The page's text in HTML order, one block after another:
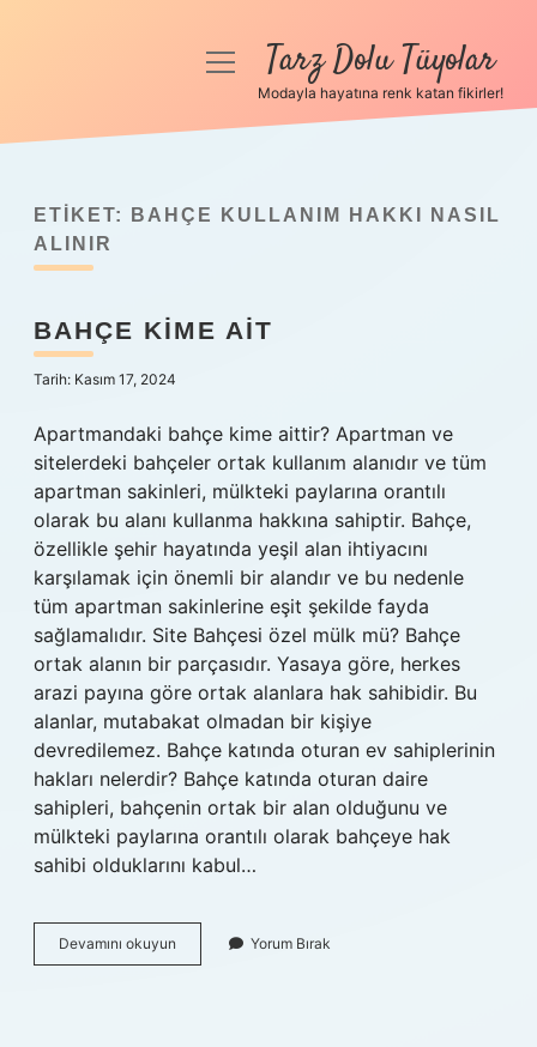
Anasayfa
Yasal Uyarı
menüyüTarz Dolu Tüyolar
Modayla hayatına renk katan fikirler!
ETIKET:
BAHÇE KULLANIM HAKKI NASIL
ALINIR
BAHÇE KIME AIT
Tarih: Kasım 17, 2024
Apartmandaki bahçe kime aittir? Apartman ve
sitelerdeki bahçeler ortak kullanım alanıdır ve tüm
apartman sakinleri, mülkteki paylarına orantılı
olarak bu alanı kullanma hakkına sahiptir. Bahçe,
özellikle şehir hayatında yeşil alan ihtiyacını
karşılamak için önemli bir alandır ve bu nedenle
tüm apartman sakinlerine eşit şekilde fayda
sağlamalıdır. Site Bahçesi özel mülk mü? Bahçe
ortak alanın bir parçasıdır. Yasaya göre, herkes
arazi payına göre ortak alanlara hak sahibidir. Bu
alanlar, mutabakat olmadan bir kişiye
devredilemez. Bahçe katında oturan ev sahiplerinin
hakları nelerdir? Bahçe katında oturan daire
sahipleri, bahçenin ortak bir alan olduğunu ve
mülkteki paylarına orantılı olarak bahçeye hak
sahibi olduklarını kabul…
Devamını okuyun
Kime
Yorum Bırak